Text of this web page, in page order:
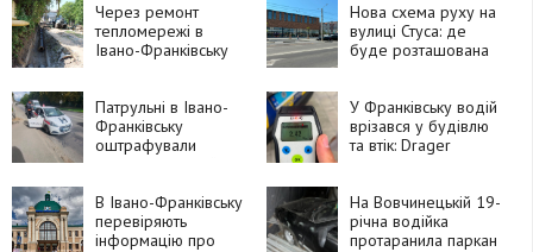
Через ремонт
тепломережі в
Івано-Франківську
Нова схема руху на
вулиці Стуса: де
буде розташована
Патрульні в Івано-
Франківську
оштрафували
навчання без
належного
документа
У Франківську водій
врізався у будівлю
та втік: Drager
В Івано-Франківську
перевіряють
інформацію про
На Вовчинецькій 19-
річна водійка
протаранила паркан